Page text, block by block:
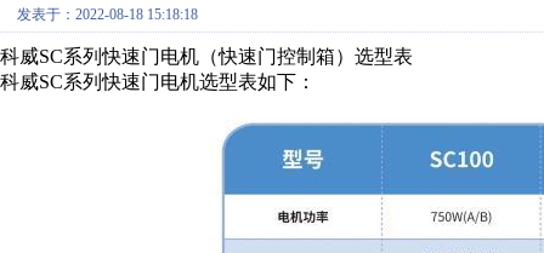
发表于：2022-08-18 15:18:18
科威SC系列快速门电机（快速门控制箱）选型表
科威SC系列快速门电机选型表如下：